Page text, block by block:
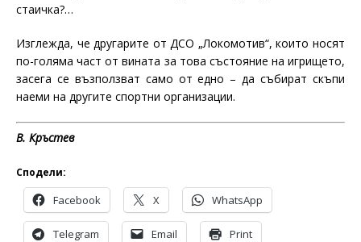
стаичка?…
Изглежда, че другарите от ДСО „Локомотив“, които носят
по-голяма част от вината за това състояние на игрището,
засега се възползват само от едно – да събират скъпи
наеми на другите спортни организации.
В. Кръстев
Сподели:
Facebook X WhatsApp
Telegram Email Print